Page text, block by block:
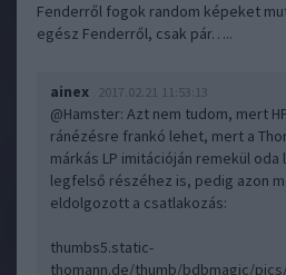
Fenderről fogok random képeket
egész Fenderről, csak pár…..
ainex 2017.02.21 11:53:13
@Hamster: Azt nem tudom, mert
ránézésre frankó lehet, mert a
márkás LP imitációján remekül oda
legfelső részéhez is, pedig azon
eldolgozott a csatlakozás:
thumbs5.static-
thomann.de/thumb/bdbmagic/